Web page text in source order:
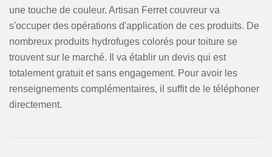
une touche de couleur. Artisan Ferret couvreur va
s'occuper des opérations d'application de ces produits. De
nombreux produits hydrofuges colorés pour toiture se
trouvent sur le marché. Il va établir un devis qui est
totalement gratuit et sans engagement. Pour avoir les
renseignements complémentaires, il suffit de le téléphoner
directement.